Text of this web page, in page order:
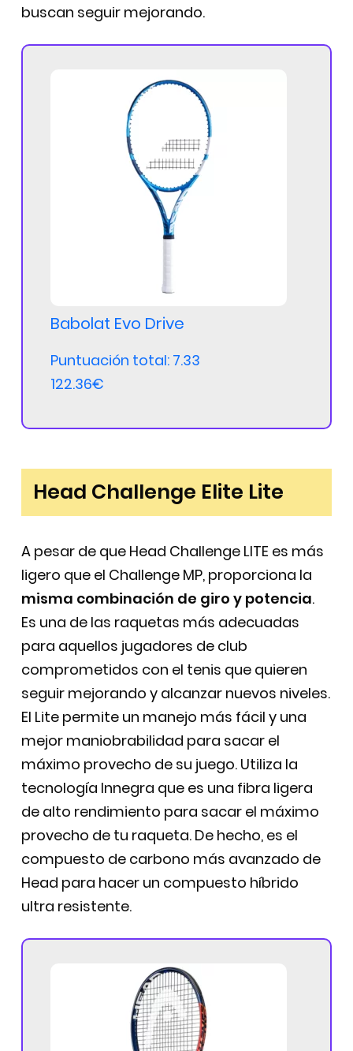
buscan seguir mejorando.
Babolat Evo Drive
Puntuación total: 7.33
122.36€
Head Challenge Elite Lite
A pesar de que Head Challenge LITE es más
ligero que el Challenge MP, proporciona la
misma combinación de giro y potencia.
Es una de las raquetas más adecuadas
para aquellos jugadores de club
comprometidos con el tenis que quieren
seguir mejorando y alcanzar nuevos niveles.
El Lite permite un manejo más fácil y una
mejor maniobrabilidad para sacar el
máximo provecho de su juego. Utiliza la
tecnología Innegra que es una fibra ligera
de alto rendimiento para sacar el máximo
provecho de tu raqueta. De hecho, es el
compuesto de carbono más avanzado de
Head para hacer un compuesto híbrido
ultra resistente.